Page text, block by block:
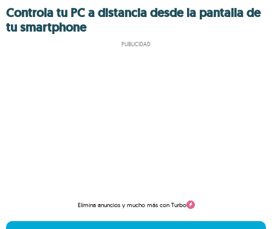
Controla tu PC a distancia desde la pantalla de
tu smartphone
PUBLICIDAD
Elimina anuncios y mucho más con Turbo